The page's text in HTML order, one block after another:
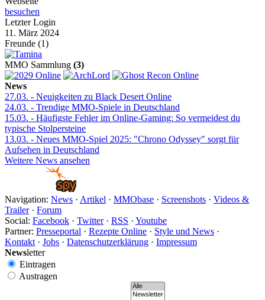
besuchen
Letzter Login
11. März 2024
Freunde (1)
MMO Sammlung (3)
News
27.03. - Neuigkeiten zu Black Desert Online
24.03. - Trendige MMO-Spiele in Deutschland
15.03. - Häufigste Fehler im Online-Gaming: So vermeidest du
typische Stolpersteine
13.03. - Neues MMO-Spiel 2025: "Chrono Odyssey" sorgt für
Aufsehen in Deutschland
Weitere News ansehen
Navigation: News · Artikel · MMObase · Screenshots · Videos &
Trailer· Forum
Social: Facebook · Twitter· RSS · Youtube
Partner: Presseportal · Rezepte Online · Style und News ·
Kontakt · Jobs · Datenschutzerklärung · Impressum
Newsletter
Eintragen
Austragen